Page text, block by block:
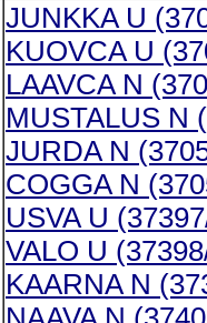
JUNKKA U
KUOVCA U
LAAVCA N
MUSTALUS N
JURDA N
COGGA N
USVA U
VALO U
KAARNA N